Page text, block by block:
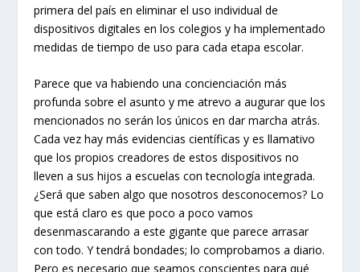
primera del país en eliminar el uso individual de
dispositivos digitales en los colegios y ha implementado
medidas de tiempo de uso para cada etapa escolar.
Parece que va habiendo una concienciación más
profunda sobre el asunto y me atrevo a augurar que los
mencionados no serán los únicos en dar marcha atrás.
Cada vez hay más evidencias científicas y es llamativo
que los propios creadores de estos dispositivos no
lleven a sus hijos a escuelas con tecnología integrada.
¿Será que saben algo que nosotros desconocemos? Lo
que está claro es que poco a poco vamos
desenmascarando a este gigante que parece arrasar
con todo. Y tendrá bondades; lo comprobamos a diario.
Pero es necesario que seamos conscientes para qué